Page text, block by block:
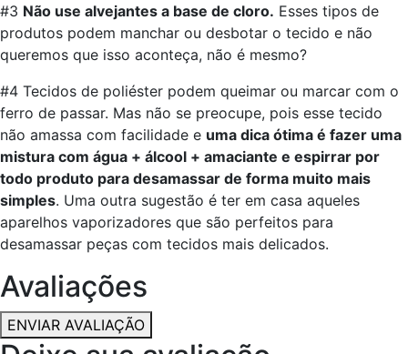
#3 Não use alvejantes a base de cloro. Esses tipos de
produtos podem manchar ou desbotar o tecido e não
queremos que isso aconteça, não é mesmo?
#4 Tecidos de poliéster podem queimar ou marcar com o
ferro de passar. Mas não se preocupe, pois esse tecido
não amassa com facilidade e uma dica ótima é fazer uma
mistura com água + álcool + amaciante e espirrar por
todo produto para desamassar de forma muito mais
simples. Uma outra sugestão é ter em casa aqueles
aparelhos vaporizadores que são perfeitos para
desamassar peças com tecidos mais delicados.
Avaliações
ENVIAR AVALIAÇÃO